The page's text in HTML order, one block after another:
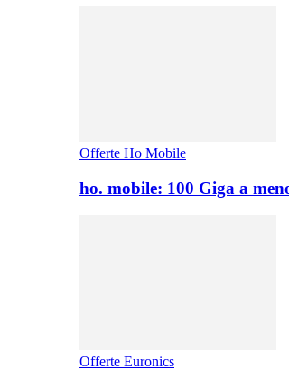
Offerte Ho Mobile
ho. mobile: 100 Giga a
Offerte Euronics